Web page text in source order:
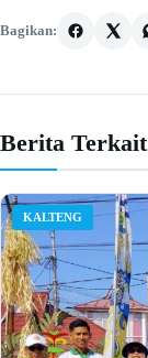
Bagikan:
Berita Terkait
KALTENG